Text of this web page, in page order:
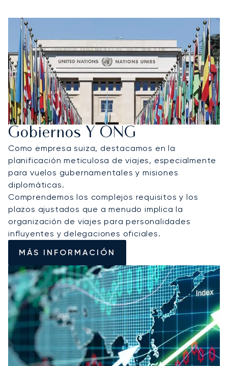
Gobiernos Y ONG
Como empresa suiza, destacamos en la
planificación meticulosa de viajes, especialmente
para vuelos gubernamentales y misiones
diplomáticas.
Comprendemos los complejos requisitos y los
plazos ajustados que a menudo implica la
organización de viajes para personalidades
influyentes y delegaciones oficiales.
MÁS INFORMACIÓN